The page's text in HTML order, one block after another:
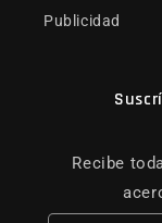
Publicidad
Recibe